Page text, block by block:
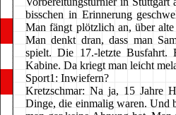
bisschen in Erinnerung
Man fängt plötzlich an, über
Man denkt dran, dass man
spielt. Die 17.-letzte
Kabine. Da kriegt man leicht
Sport1: Inwiefern?
Kretzschmar: Na ja, 15 Jahre
Dinge, die einmalig waren. Und